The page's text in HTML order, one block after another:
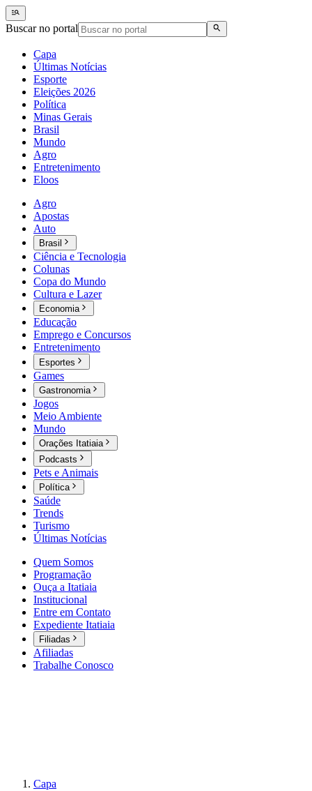
Buscar no portal
Capa
Últimas Notícias
Esporte
Eleições 2026
Política
Minas Gerais
Brasil
Mundo
Agro
Entretenimento
Eloos
Agro
Apostas
Auto
Brasil
Ciência e Tecnologia
Colunas
Copa do Mundo
Cultura e Lazer
Economia
Educação
Emprego e Concursos
Entretenimento
Esportes
Games
Gastronomia
Jogos
Meio Ambiente
Mundo
Orações Itatiaia
Podcasts
Pets e Animais
Política
Saúde
Trends
Turismo
Últimas Notícias
Quem Somos
Programação
Ouça a Itatiaia
Institucional
Entre em Contato
Expediente Itatiaia
Filiadas
Afiliadas
Trabalhe Conosco
Capa